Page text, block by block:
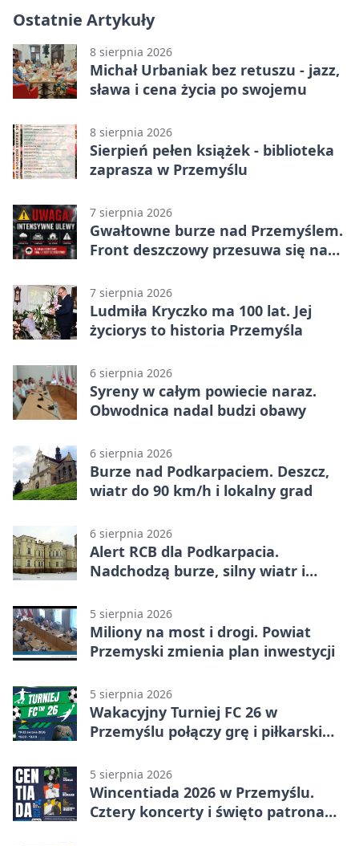
Ostatnie Artykuły
8 sierpnia 2026
Michał Urbaniak bez retuszu - jazz,
sława i cena życia po swojemu
8 sierpnia 2026
Sierpień pełen książek - biblioteka
zaprasza w Przemyślu
7 sierpnia 2026
Gwałtowne burze nad Przemyślem.
Front deszczowy przesuwa się na
7 sierpnia 2026
Ludmiła Kryczko ma 100 lat. Jej
życiorys to historia Przemyśla
6 sierpnia 2026
Syreny w całym powiecie naraz.
Obwodnica nadal budzi obawy
6 sierpnia 2026
Burze nad Podkarpaciem. Deszcz,
wiatr do 90 km/h i lokalny grad
6 sierpnia 2026
Alert RCB dla Podkarpacia.
Nadchodzą burze, silny wiatr i
5 sierpnia 2026
Miliony na most i drogi. Powiat
Przemyski zmienia plan inwestycji
5 sierpnia 2026
Wakacyjny Turniej FC 26 w
Przemyślu połączy grę i piłkarski
5 sierpnia 2026
Wincentiada 2026 w Przemyślu.
Cztery koncerty i święto patrona